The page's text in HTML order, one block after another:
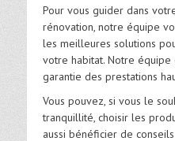
Pour vous guider dans
rénovation, notre équipe
les meilleures solutions
votre habitat. Notre
garantie des prestations
Vous pouvez, si vous le
tranquillité, choisir les
aussi bénéficier de